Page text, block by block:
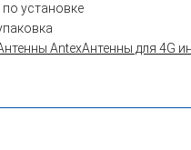
установке
AntexАнтенны для 4G